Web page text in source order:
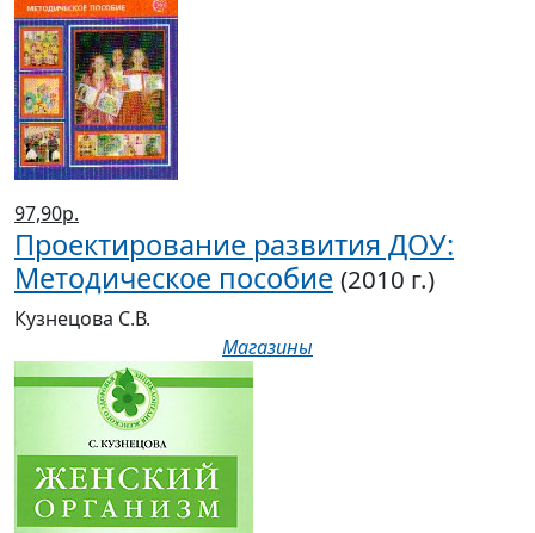
97,90р.
Проектирование развития ДОУ:
Методическое пособие (2010 г.)
Кузнецова С.В.
Магазины